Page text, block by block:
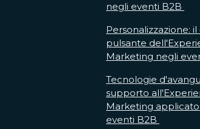
negli eventi B2B
Personalizzazione:
pulsante
Marketing negli
Tecnologie
supporto
Marketing applicato
eventi B2B